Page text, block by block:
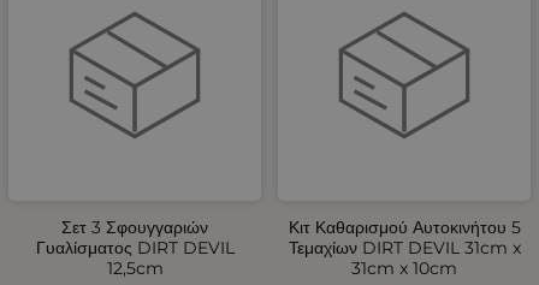
Σετ 3 Σφουγγαριών
Γυαλίσματος DIRT DEVIL
12,5cm
Κιτ Καθαρισμού Αυτοκινήτου 5
Τεμαχίων DIRT DEVIL 31cm x
31cm x 10cm